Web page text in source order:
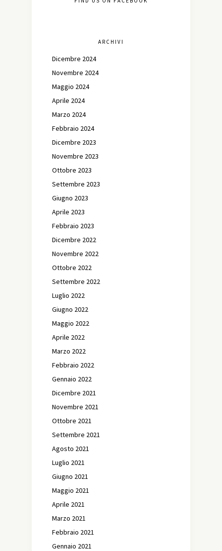
ARCHIVI
Dicembre 2024
Novembre 2024
Maggio 2024
Aprile 2024
Marzo 2024
Febbraio 2024
Dicembre 2023
Novembre 2023
Ottobre 2023
Settembre 2023
Giugno 2023
Aprile 2023
Febbraio 2023
Dicembre 2022
Novembre 2022
Ottobre 2022
Settembre 2022
Luglio 2022
Giugno 2022
Maggio 2022
Aprile 2022
Marzo 2022
Febbraio 2022
Gennaio 2022
Dicembre 2021
Novembre 2021
Ottobre 2021
Settembre 2021
Agosto 2021
Luglio 2021
Giugno 2021
Maggio 2021
Aprile 2021
Marzo 2021
Febbraio 2021
Gennaio 2021